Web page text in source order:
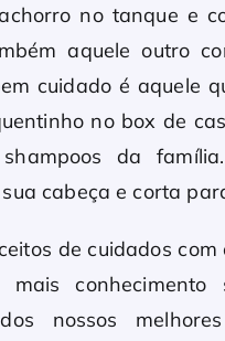
no tanque e
aquele outro
cuidado é aquele
no box de
da
cabeça e corta
de cuidados com
mais conhecimento
nossos